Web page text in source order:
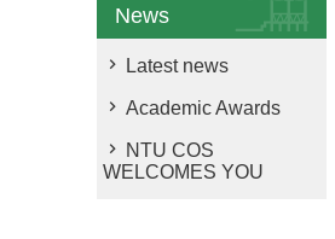
News
Latest news
Academic Awards
NTU COS
WELCOMES YOU